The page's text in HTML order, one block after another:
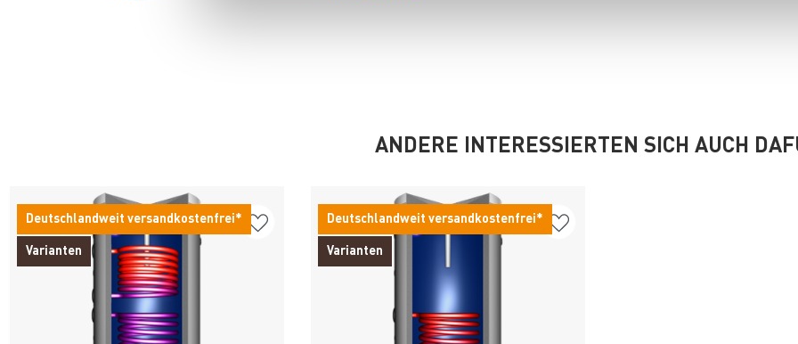
ANDERE INTERESSIERTEN SICH AUCH
Deutschlandweit versandkostenfrei*
Varianten
Deutschlandweit versandkostenfrei*
Varianten